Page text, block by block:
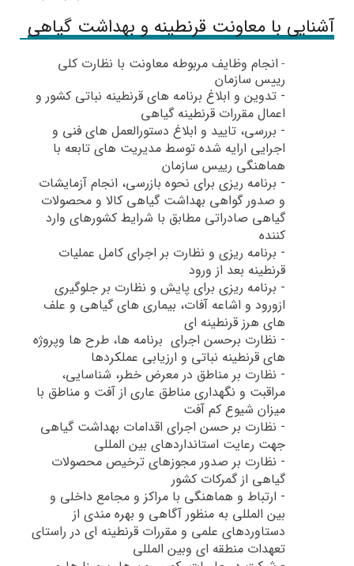
آشنایی با معاونت قرنطینه و بهداشت گیاهی
- انجام وظایف مربوطه معاونت با نظارت کلی
رييس سازمان
- تدوین و ابلاغ برنامه های قرنطینه نباتی کشور و
اعمال مقررات قرنطینه گیاهی
- بررسی، تايید و ابلاغ دستورالعمل های فنی و
اجرايی ارايه شده توسط مدیریت های تابعه با
هماهنگی ريیس سازمان
- برنامه ریزی برای نحوه بازرسی، انجام آزمایشات
و صدور گواهی بهداشت گیاهی کالا و محصولات
گیاهی صادراتی مطابق با شرایط کشورهای وارد
کننده
- برنامه ریزی و نظارت بر اجرای کامل عملیات
قرنطینه بعد از ورود
- برنامه ریزی برای پایش و نظارت بر جلوگیری
ازورود و اشاعه آفات، بیماری های گیاهی و علف
های هرز قرنطینه ای
- نظارت برحسن اجرای برنامه ها، طرح ها وپروژه
های قرنطینه نباتی و ارزیابی عملکردها
- نظارت بر مناطق در معرض خطر، شناسایی،
مراقبت و نگهداری مناطق عاری از آفت و مناطق با
میزان شیوع کم آفت
- نظارت بر حسن اجرای اقدامات بهداشت گیاهی
جهت رعایت استانداردهای بین المللی
- نظارت بر صدور مجوزهای ترخیص محصولات
گیاهی از گمرکات کشور
- ارتباط و هماهنگی با مراکز و مجامع داخلی و
بین المللی به منظور آگاهی و بهره مندی از
دستاوردهای علمی و مقررات قرنطینه ای در راستای
تعهدات منطقه ای وبین المللی